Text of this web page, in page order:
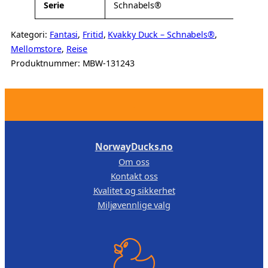
Serie Schnabels®
Kategori: Fantasi, Fritid, Kvakky Duck – Schnabels®
Mellomstore, Reise
Produktnummer: MBW-131243
NorwayDucks.no
Om oss
Kontakt oss
Kvalitet og sikkerhet
Miljøvennlige valg